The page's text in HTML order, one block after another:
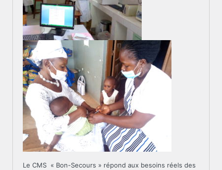
Le CMS « Bon-Secours » répond aux besoins réels des